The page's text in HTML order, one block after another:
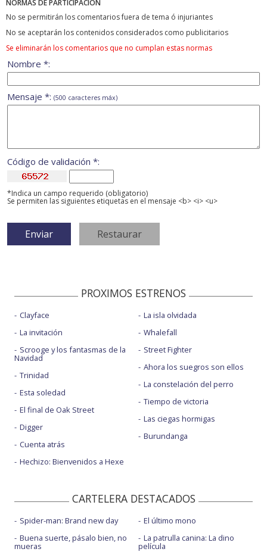
NORMAS DE PARTICIPACIÓN
No se permitirán los comentarios fuera de tema ó injuriantes
No se aceptarán los contenidos considerados como publicitarios
Se eliminarán los comentarios que no cumplan estas normas
Nombre *:
Mensaje *: (500 caracteres máx)
Código de validación *:
*Indica un campo requerido (obligatorio)
Se permiten las siguientes etiquetas en el mensaje <b> <i> <u>
PROXIMOS ESTRENOS
Clayface
La invitación
Scrooge y los fantasmas de la
Navidad
Trinidad
Esta soledad
El final de Oak Street
Digger
Cuenta atrás
Hechizo: Bienvenidos a Hexe
La isla olvidada
Whalefall
Street Fighter
Ahora los suegros son ellos
La constelación del perro
Tiempo de victoria
Las ciegas hormigas
Burundanga
CARTELERA DESTACADOS
Spider-man: Brand new day
Buena suerte, pásalo bien, no
mueras
El último mono
La patrulla canina: La dino
película